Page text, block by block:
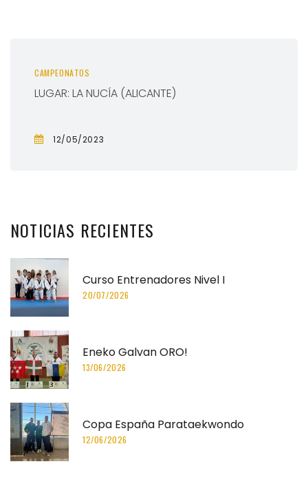
CAMPEONATOS
LUGAR: LA NUCÍA (ALICANTE)
12/05/2023
NOTICIAS RECIENTES
Curso Entrenadores Nivel I
20/07/2026
Eneko Galvan ORO!
13/06/2026
Copa España Parataekwondo
12/06/2026